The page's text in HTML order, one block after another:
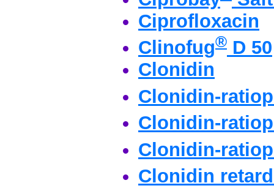
Ciprofloxacin
Clinofug® D 50
Clonidin
Clonidin-
Clonidin-
Clonidin-
Clonidin